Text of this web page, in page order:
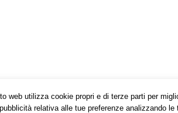
web utilizza cookie propri e di terze parti per
relativa alle tue preferenze analizzando le